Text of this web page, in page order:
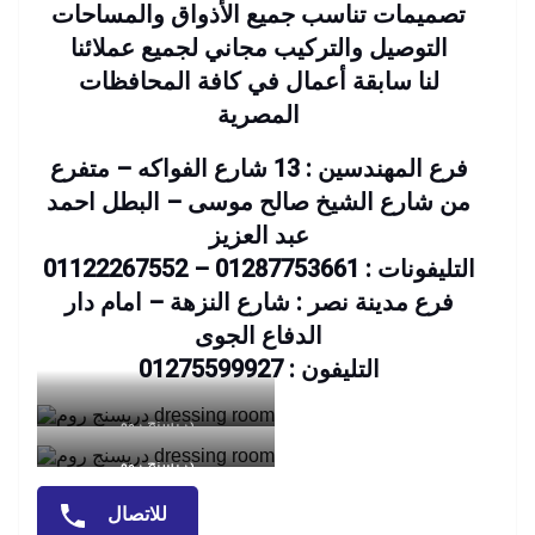
تصميمات تناسب جميع الأذواق والمساحات
التوصيل والتركيب مجاني لجميع عملائنا
لنا سابقة أعمال في كافة المحافظات
المصرية
فرع المهندسين : 13 شارع الفواكه – متفرع
من شارع الشيخ صالح موسى – البطل احمد
عبد العزيز
التليفونات : 01287753661 – 01122267552
فرع مدينة نصر : شارع النزهة – امام دار
الدفاع الجوى
التليفون : 01275599927
دريسنج روم
دريسنج روم
للاتصال